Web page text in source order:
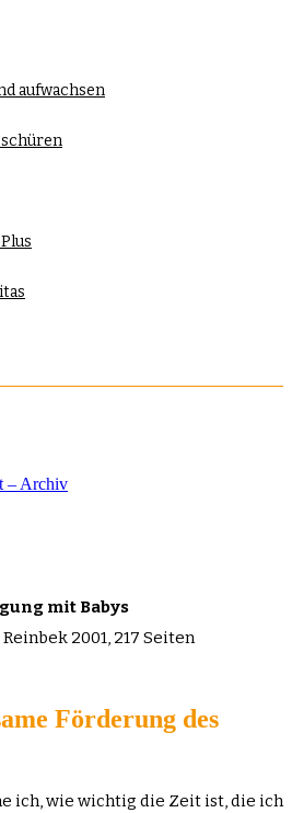
aufwachsen
mit Babys
2001, 217 Seiten
Förderung des
ich, wie wichtig die Zeit ist, die ich